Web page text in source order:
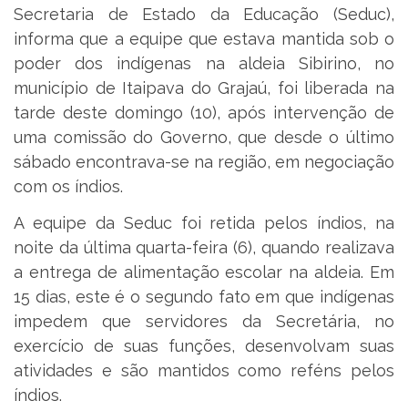
Secretaria de Estado da Educação (Seduc),
informa que a equipe que estava mantida sob o
poder dos indígenas na aldeia Sibirino, no
município de Itaipava do Grajaú, foi liberada na
tarde deste domingo (10), após intervenção de
uma comissão do Governo, que desde o último
sábado encontrava-se na região, em negociação
com os índios.
A equipe da Seduc foi retida pelos índios, na
noite da última quarta-feira (6), quando realizava
a entrega de alimentação escolar na aldeia. Em
15 dias, este é o segundo fato em que indígenas
impedem que servidores da Secretária, no
exercício de suas funções, desenvolvam suas
atividades e são mantidos como reféns pelos
índios.